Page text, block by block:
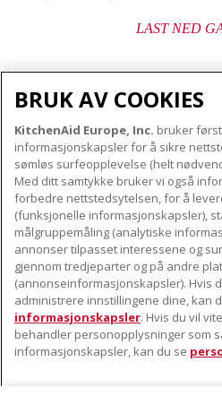
LAST NED
OM KITCHENAID
Merkets kjerne
Merkehistorie
ODR
VÅRE PRODUKTER
Små apparater
Produkttilbehør
KUNDESERVICE
Finn et servicesenter nær deg
Garanti og dokumenter
Kontaktinformasjon
FØLG OSS
BRUK AV COOKIES
KitchenAid Europe, Inc. bruker
informasjonskapsler for å sikre
sømløs surfeopplevelse (helt
Med ditt samtykke bruker vi også
forbedre nettstedsytelsen, for å
(funksjonelle informasjonskapsler),
målgruppemåling (analytiske
annonser tilpasset interessene og
gjennom tredjeparter og på andre
(annonseinformasjonskapsler). Hvis
administrere innstillingene dine, kan
informasjonskapsler. Hvis du vil
behandler personopplysninger som
informasjonskapsler, kan du se